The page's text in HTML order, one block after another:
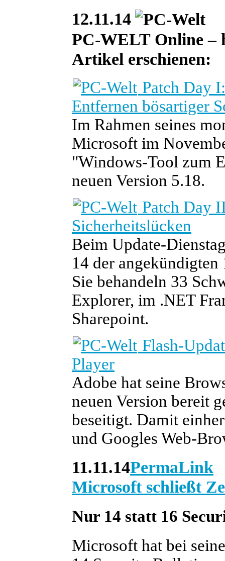
12.11.14
PC-WELT Online –
Artikel erschienen:
Patch Day
Entfernen bösartiger
Im Rahmen seines
Microsoft im
"Windows-Tool zum
neuen Version 5.18.
Patch Day
Sicherheitslücken
Beim Update-
14 der
Sie behandeln 33
Explorer, im .NET
Sharepoint.
Flash-
Player
Adobe hat seine
neuen Version bereit
beseitigt. Damit
und Googles Web-
11.11.14PermaLink
Microsoft schließt
Nur 14 statt 16
Microsoft hat bei